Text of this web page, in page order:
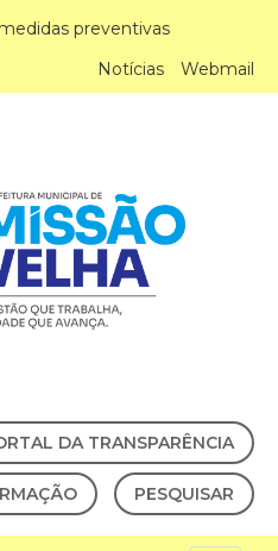
preventivas
Notícias
Webmail
DA TRANSPARÊNCIA
PESQUISAR